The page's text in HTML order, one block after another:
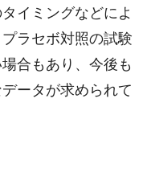
イミングなどによ
ラセボ対照の試験
合もあり、今後も
ータが求められて